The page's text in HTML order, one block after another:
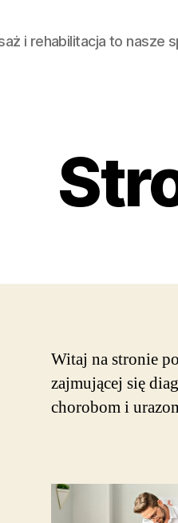
i rehabilitacja to nasze
Witaj na stronie
zajmującej się
chorobom i